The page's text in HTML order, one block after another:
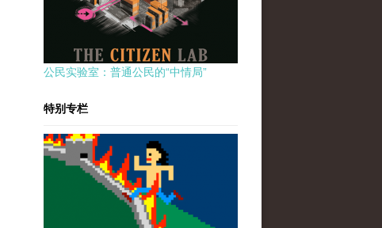
公民实验室：普通公民的“中情局”
特别专栏